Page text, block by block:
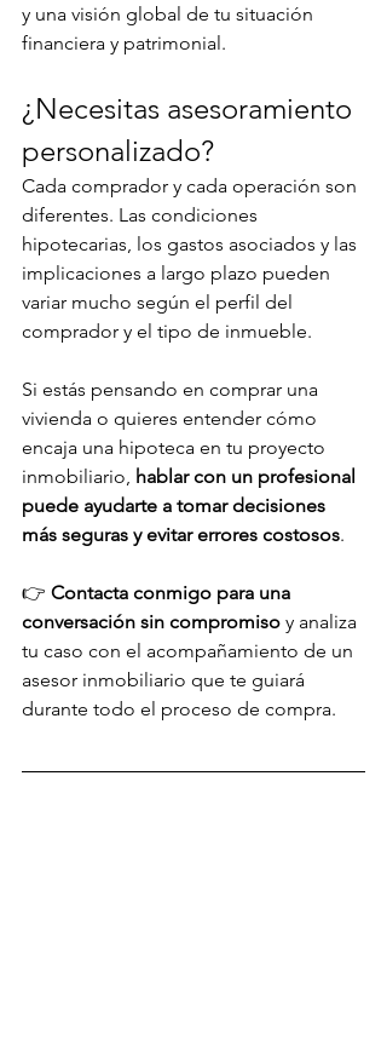
y una visión global de tu situación
financiera y patrimonial.
¿Necesitas asesoramiento
personalizado?
Cada comprador y cada operación son
diferentes. Las condiciones
hipotecarias, los gastos asociados y las
implicaciones a largo plazo pueden
variar mucho según el perfil del
comprador y el tipo de inmueble.
Si estás pensando en comprar una
vivienda o quieres entender cómo
encaja una hipoteca en tu proyecto
inmobiliario, hablar con un profesional
puede ayudarte a tomar decisiones
más seguras y evitar errores costosos.
👉 Contacta conmigo para una
conversación sin compromiso y analiza
tu caso con el acompañamiento de un
asesor inmobiliario que te guiará
durante todo el proceso de compra.